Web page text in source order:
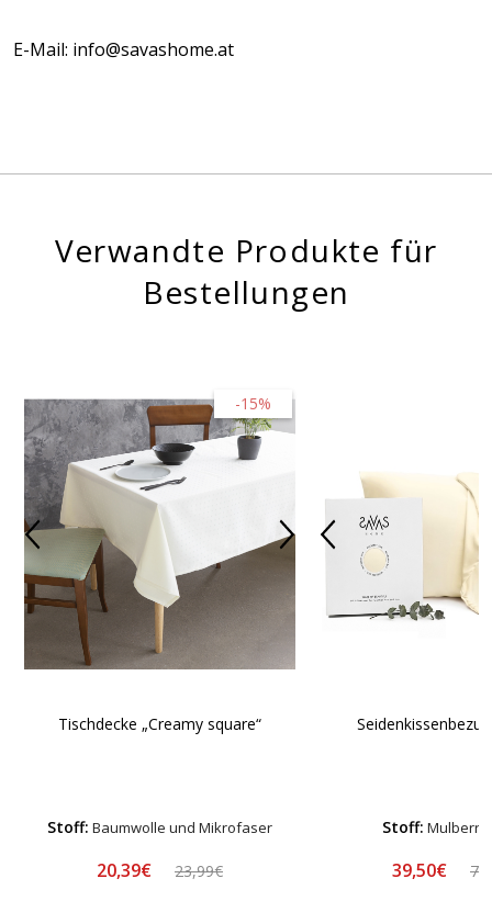
E-Mail: info@savashome.at
Verwandte Produkte für
Bestellungen
-15%
Tischdecke „Creamy square“
Stoff: Baumwolle und Mikrofaser
20,39€ 23,99€
Stoff: Mulberry
39,50€